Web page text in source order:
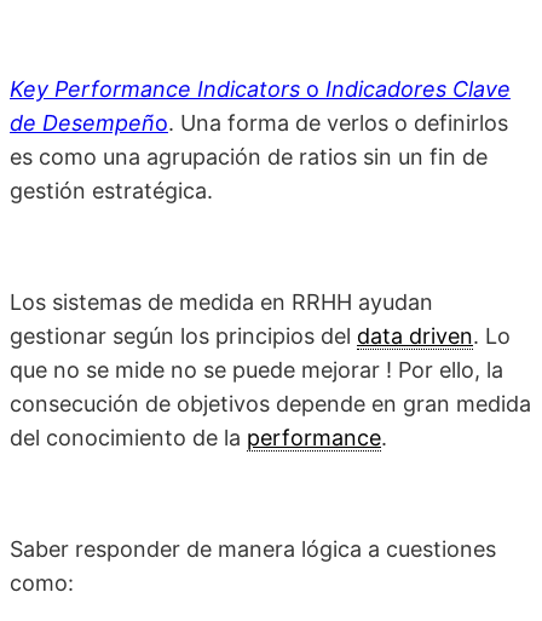
Key Performance Indicators o Indicadores Clave
de Desempeño. Una forma de verlos o definirlos
es como una agrupación de ratios sin un fin de
gestión estratégica.
Los sistemas de medida en RRHH ayudan
gestionar según los principios del data driven. Lo
que no se mide no se puede mejorar ! Por ello, la
consecución de objetivos depende en gran medida
del conocimiento de la performance.
Saber responder de manera lógica a cuestiones
como: